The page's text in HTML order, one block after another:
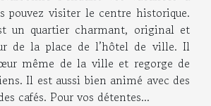
pouvez visiter le centre historique.
un quartier charmant, original et
de la place de l’hôtel de ville. Il
même de la ville et regorge de
Il est aussi bien animé avec des
cafés. Pour vos détentes...